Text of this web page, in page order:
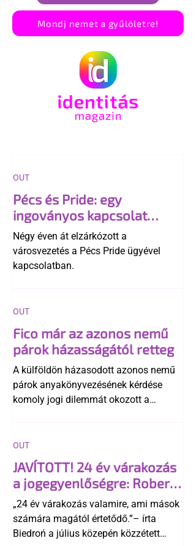
Mondj nemet a gyűlöletre!
Pécs és Pride: egy
ingoványos kapcsolat
története
Négy éven át elzárkózott a
városvezetés a Pécs Pride ügyével
kapcsolatban.
OUT
Fico már az azonos nemű
párok házasságától retteg
A külföldön házasodott azonos nemű
párok anyakönyvezésének kérdése
komoly jogi dilemmát okozott a
egyértelműen tiltja a házasságuk
elismerését. Közben az ellenzéken belül
is vita robbant ki arról, hogy vissza
kellene-e vonni a kormány konzervatív
alkotmánymódosítását
OUT
JAVÍTOTT! 24 év várakozás
a jogegyenlőségre: Robert
Biedroń megindító üzenete
a lengyel bejegyzett
élettársi kapcsolatokért
„24 év várakozás valamire, ami mások
számára magától értetődő.”– írta
Biedroń a július közepén közzétett
OUT